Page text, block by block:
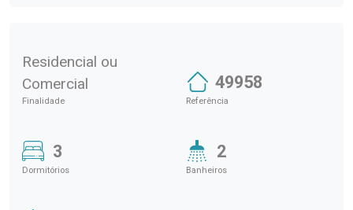
Residencial ou
Comercial
Finalidade
49958
Referência
3
Dormitórios
2
Banheiros